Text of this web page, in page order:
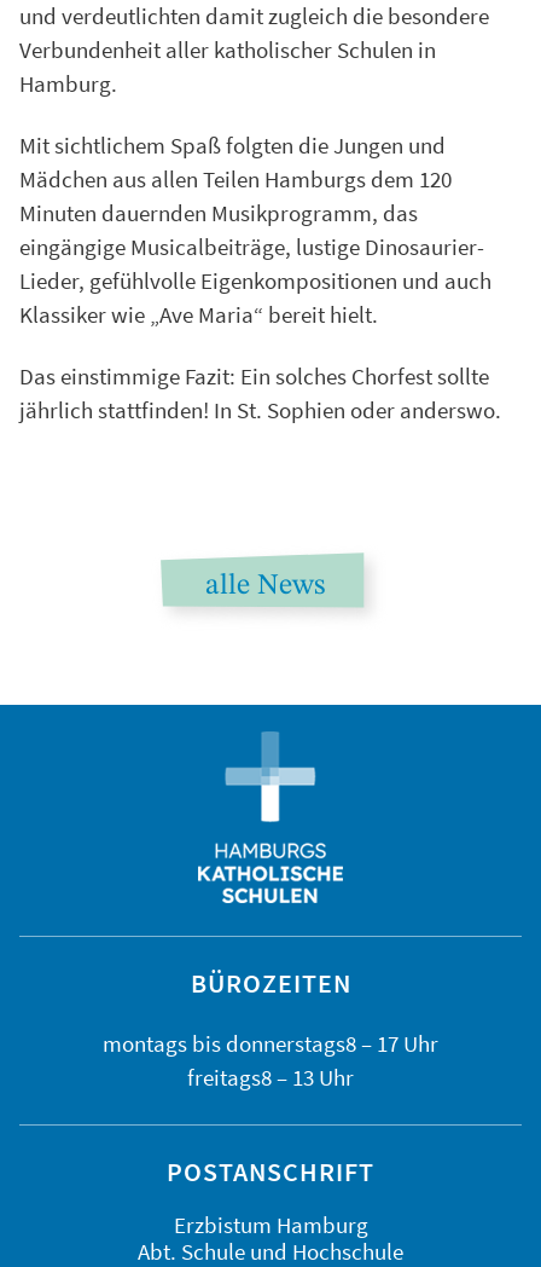
und verdeutlichten damit zugleich die besondere
Verbundenheit aller katholischer Schulen in
Hamburg.
Mit sichtlichem Spaß folgten die Jungen und
Mädchen aus allen Teilen Hamburgs dem 120
Minuten dauernden Musikprogramm, das
eingängige Musicalbeiträge, lustige Dinosaurier-
Lieder, gefühlvolle Eigenkompositionen und auch
Klassiker wie „Ave Maria“ bereit hielt.
Das einstimmige Fazit: Ein solches Chorfest sollte
jährlich stattfinden! In St. Sophien oder anderswo.
alle News
BÜROZEITEN
montags bis donnerstags8 – 17 Uhr
freitags8 – 13 Uhr
POSTANSCHRIFT
Erzbistum Hamburg
Abt. Schule und Hochschule